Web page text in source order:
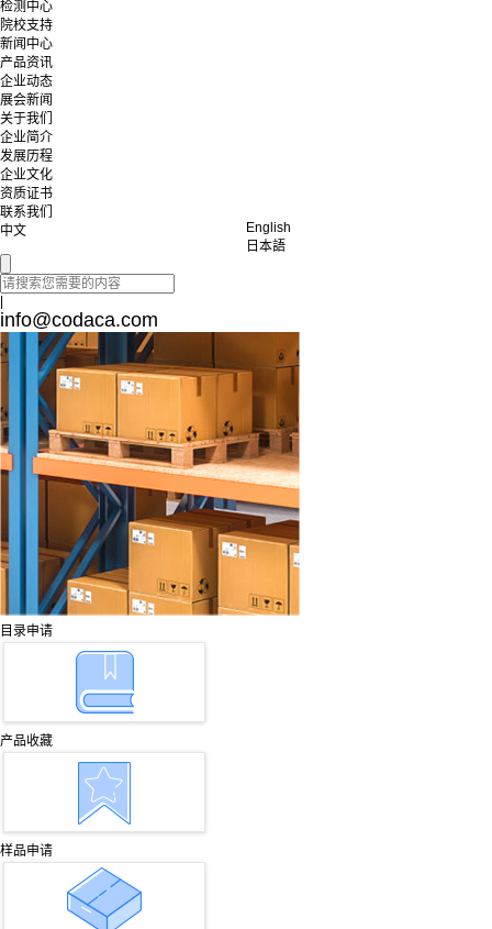
检测中心
院校支持
新闻中心
产品资讯
企业动态
展会新闻
关于我们
企业简介
发展历程
企业文化
资质证书
联系我们
中文
English
日本語
|
info@codaca.com
目录申请
产品收藏
样品申请